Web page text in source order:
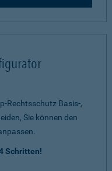
Rechtsschutz Basis-,
Sie können den
Schritten!